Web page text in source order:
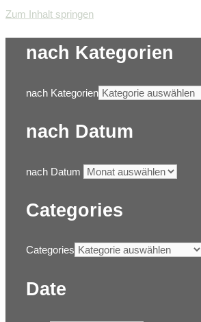
Zum Inhalt springen
nach Kategorien
nach Kategorien
nach Datum
nach Datum
Categories
Categories
Date